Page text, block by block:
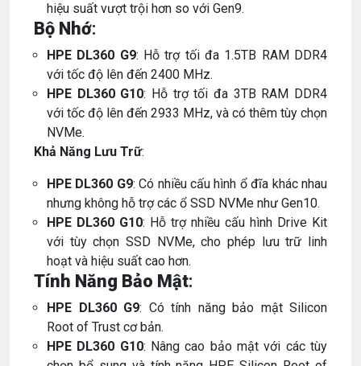
hiệu suất vượt trội hơn so với Gen9.
Bộ Nhớ:
HPE DL360 G9: Hỗ trợ tối đa 1.5TB RAM DDR4
với tốc độ lên đến 2400 MHz.
HPE DL360 G10: Hỗ trợ tối đa 3TB RAM DDR4
với tốc độ lên đến 2933 MHz, và có thêm tùy chọn
NVMe.
Khả Năng Lưu Trữ:
HPE DL360 G9: Có nhiều cấu hình ổ đĩa khác nhau
nhưng không hỗ trợ các ổ SSD NVMe như Gen10.
HPE DL360 G10: Hỗ trợ nhiều cấu hình Drive Kit
với tùy chọn SSD NVMe, cho phép lưu trữ linh
hoạt và hiệu suất cao hơn.
Tính Năng Bảo Mật:
HPE DL360 G9: Có tính năng bảo mật Silicon
Root of Trust cơ bản.
HPE DL360 G10: Nâng cao bảo mật với các tùy